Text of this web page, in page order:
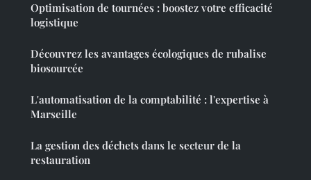
Optimisation de tournées : boostez votre efficacité
logistique
Découvrez les avantages écologiques de rubalise
biosourcée
L'automatisation de la comptabilité : l'expertise à
Marseille
La gestion des déchets dans le secteur de la
restauration